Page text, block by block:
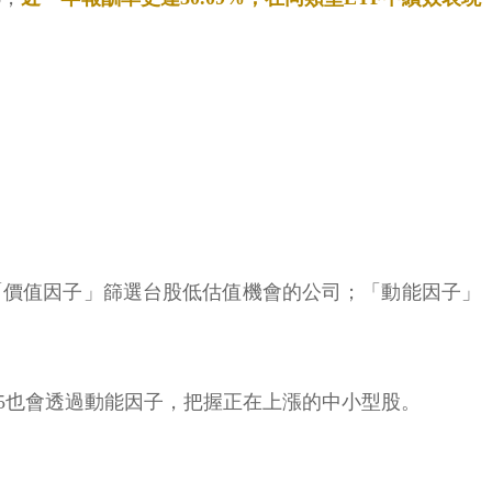
值因子」篩選台股低估值機會的公司；「動能因子」
會透過動能因子，把握正在上漲的中小型股。